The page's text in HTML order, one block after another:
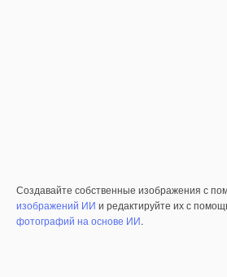
Создавайте собственные изображения с
изображений ИИ и редактируйте их с
фотографий на основе ИИ.